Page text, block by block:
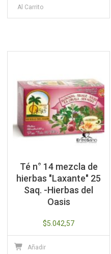
Al Carrito
Té n° 14 mezcla de
hierbas "Laxante" 25
Saq. -Hierbas del
Oasis
$5.042,57
Añadir